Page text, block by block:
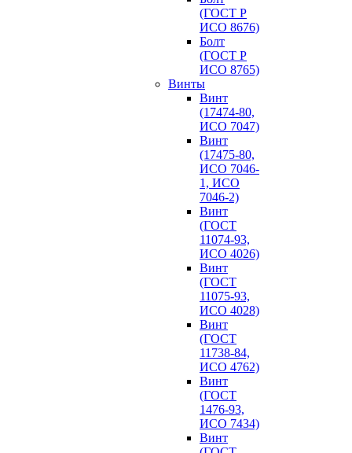
(ГОСТ Р
ИСО 8676)
Болт
(ГОСТ Р
ИСО 8765)
Винты
Винт
(17474-80,
ИСО 7047)
Винт
(17475-80,
ИСО 7046-
1, ИСО
7046-2)
Винт
(ГОСТ
11074-93,
ИСО 4026)
Винт
(ГОСТ
11075-93,
ИСО 4028)
Винт
(ГОСТ
11738-84,
ИСО 4762)
Винт
(ГОСТ
1476-93,
ИСО 7434)
Винт